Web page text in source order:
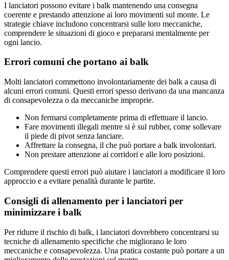
I lanciatori possono evitare i balk mantenendo una consegna
coerente e prestando attenzione ai loro movimenti sul monte. Le
strategie chiave includono concentrarsi sulle loro meccaniche,
comprendere le situazioni di gioco e prepararsi mentalmente per
ogni lancio.
Errori comuni che portano ai balk
Molti lanciatori commettono involontariamente dei balk a causa di
alcuni errori comuni. Questi errori spesso derivano da una mancanza
di consapevolezza o da meccaniche improprie.
Non fermarsi completamente prima di effettuare il lancio.
Fare movimenti illegali mentre si è sul rubber, come sollevare
il piede di pivot senza lanciare.
Affrettare la consegna, il che può portare a balk involontari.
Non prestare attenzione ai corridori e alle loro posizioni.
Comprendere questi errori può aiutare i lanciatori a modificare il loro
approccio e a evitare penalità durante le partite.
Consigli di allenamento per i lanciatori per
minimizzare i balk
Per ridurre il rischio di balk, i lanciatori dovrebbero concentrarsi su
tecniche di allenamento specifiche che migliorano le loro
meccaniche e consapevolezza. Una pratica costante può portare a un